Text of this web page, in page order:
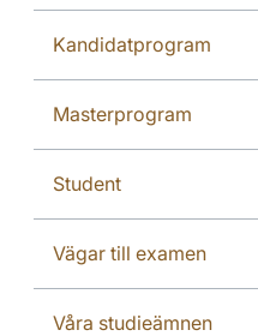
Kandidatprogram
Masterprogram
Student
Vägar till examen
Våra studieämnen